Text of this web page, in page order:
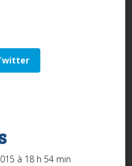
à 18 h 54 min